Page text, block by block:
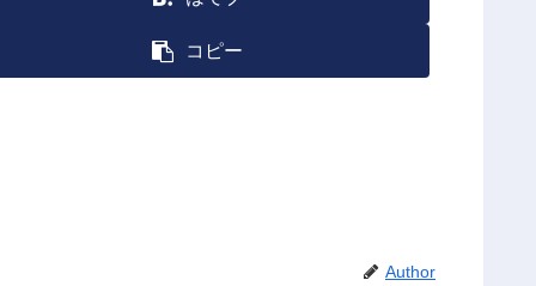
コピー
Author